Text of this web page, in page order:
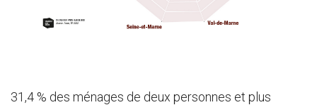
31,4 % des ménages de deux personnes et plus